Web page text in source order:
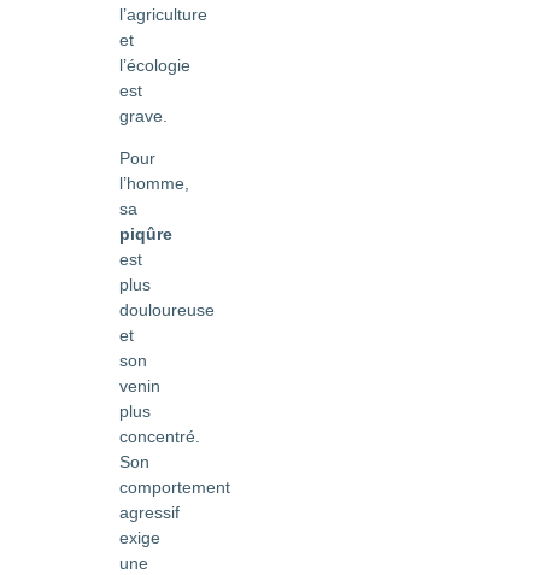
l’agriculture
et
l’écologie
est
grave.
Pour
l’homme,
sa
piqûre
est
plus
douloureuse
et
son
venin
plus
concentré.
Son
comportement
agressif
exige
une